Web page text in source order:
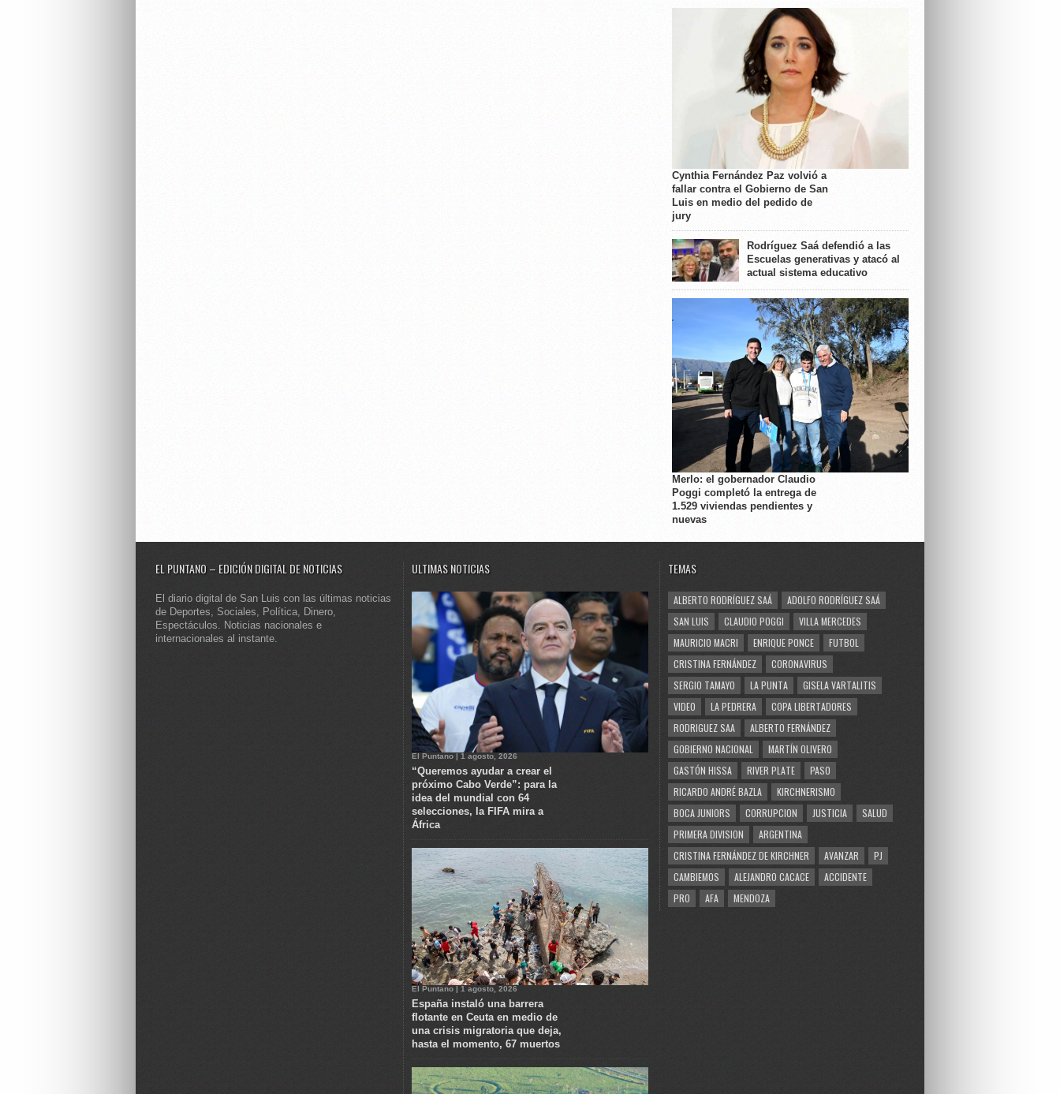
Cynthia Fernández Paz volvió a
fallar contra el Gobierno de San
Luis en medio del pedido de
jury
Rodríguez Saá defendió a las
Escuelas generativas y atacó al
actual sistema educativo
Merlo: el gobernador Claudio
Poggi completó la entrega de
1.529 viviendas pendientes y
nuevas
EL PUNTANO – EDICIÓN DIGITAL DE NOTICIAS
El diario digital de San Luis con las últimas noticias
de Deportes, Sociales, Política, Dinero,
Espectáculos. Noticias nacionales e
internacionales al instante.
ULTIMAS NOTICIAS
El Puntano | 1 agosto, 2026
“Queremos ayudar a crear el
próximo Cabo Verde”: para la
idea del mundial con 64
selecciones, la FIFA mira a
África
El Puntano | 1 agosto, 2026
España instaló una barrera
flotante en Ceuta en medio de
una crisis migratoria que deja,
hasta el momento, 67 muertos
TEMAS
ALBERTO RODRÍGUEZ SAÁ
ADOLFO RODRÍGUEZ SAÁ
SAN LUIS
CLAUDIO POGGI
VILLA MERCEDES
MAURICIO MACRI
ENRIQUE PONCE
FUTBOL
CRISTINA FERNÁNDEZ
CORONAVIRUS
SERGIO TAMAYO
LA PUNTA
GISELA VARTALITIS
VIDEO
LA PEDRERA
COPA LIBERTADORES
RODRIGUEZ SAA
ALBERTO FERNÁNDEZ
GOBIERNO NACIONAL
MARTÍN OLIVERO
GASTÓN HISSA
RIVER PLATE
PASO
RICARDO ANDRÉ BAZLA
KIRCHNERISMO
BOCA JUNIORS
CORRUPCION JUSTICIA
SALUD
PRIMERA DIVISION
ARGENTINA
CRISTINA FERNÁNDEZ DE KIRCHNER
AVANZAR
PJ
CAMBIEMOS
ALEJANDRO CACACE
ACCIDENTE
PRO
AFA MENDOZA